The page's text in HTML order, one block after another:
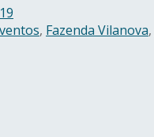
, Fazenda Vilanova,